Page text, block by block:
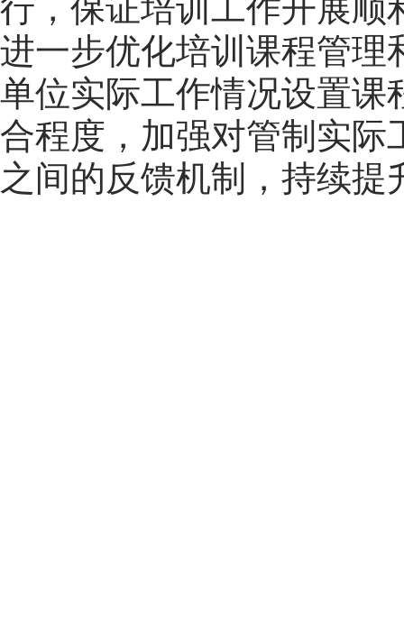
行，保证培训工作开展顺
进一步优化培训课程管理
单位实际工作情况设置课
合程度，加强对管制实际
之间的反馈机制，持续提